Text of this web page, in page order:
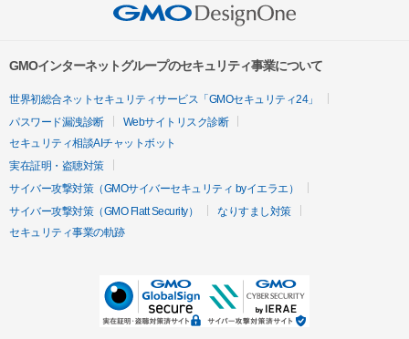
GMOインターネットグループのセキュリティ事業について
世界初総合ネットセキュリティサービス「GMOセキュリティ24」
パスワード漏洩診断
Webサイトリスク診断
セキュリティ相談AIチャットボット
実在証明・盗聴対策
サイバー攻撃対策（GMOサイバーセキュリティ byイエラエ）
サイバー攻撃対策（GMO Flatt Security）
なりすまし対策
セキュリティ事業の軌跡